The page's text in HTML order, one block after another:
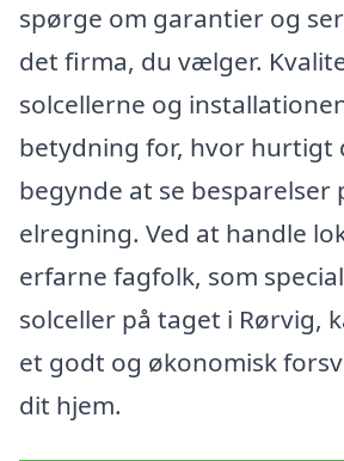
spørge om garantier og
det firma, du vælger.
solcellerne og
betydning for, hvor hurtigt
begynde at se besparelser
elregning. Ved at handle
erfarne fagfolk, som
solceller på taget i Rørvig,
et godt og økonomisk
dit hjem.